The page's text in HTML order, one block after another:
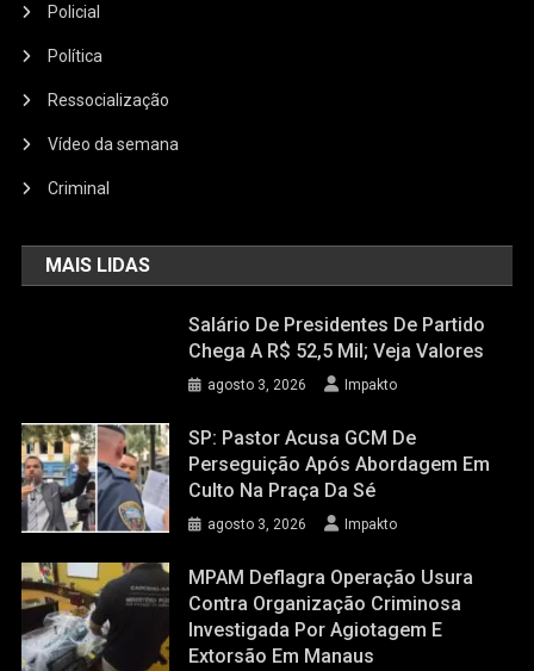
Policial
Política
Ressocialização
Vídeo da semana
Criminal
MAIS LIDAS
Salário De Presidentes De Partido
Chega A R$ 52,5 Mil; Veja Valores
agosto 3, 2026 Impakto
SP: Pastor Acusa GCM De
Perseguição Após Abordagem Em
Culto Na Praça Da Sé
agosto 3, 2026 Impakto
MPAM Deflagra Operação Usura
Contra Organização Criminosa
Investigada Por Agiotagem E
Extorsão Em Manaus